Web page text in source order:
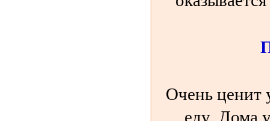
Очень ценит
еду. Дома